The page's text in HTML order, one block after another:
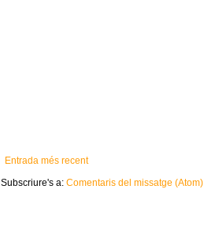
Entrada més recent
Subscriure's a: Comentaris del missatge (Atom)